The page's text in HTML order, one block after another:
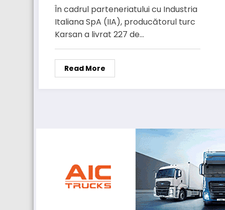
transport în comun din Roma
În cadrul parteneriatului cu Industria
Italiana SpA (IIA), producătorul turc
Karsan a livrat 227 de…
Read More